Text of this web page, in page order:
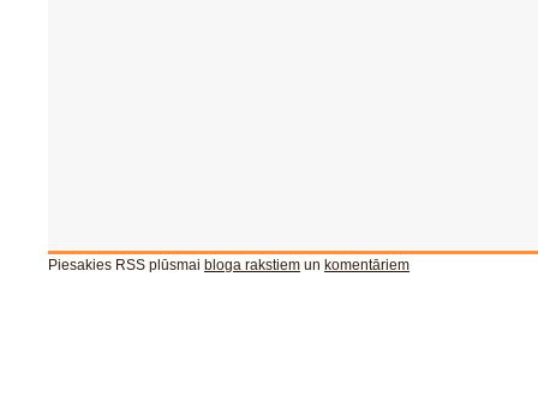
Piesakies RSS plūsmai bloga rakstiem un komentāriem